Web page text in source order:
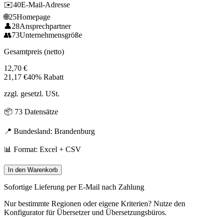
✉️40E-Mail-Adresse
🌐25Homepage
👤28Ansprechpartner
👥73Unternehmensgröße
Gesamtpreis (netto)
12,70 €
21,17 €40% Rabatt
zzgl. gesetzl. USt.
📦 73 Datensätze
📍 Bundesland: Brandenburg
📊 Format: Excel + CSV
In den Warenkorb
Sofortige Lieferung per E-Mail nach Zahlung
Nur bestimmte Regionen oder eigene Kriterien? Nutze den
Konfigurator fürÜbersetzer und Übersetzungsbüros.